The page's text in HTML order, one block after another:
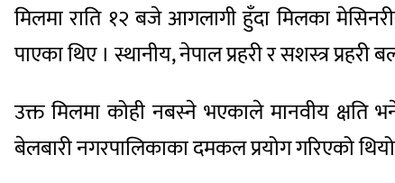
मिलमा राति १२ बजे आगलागी हुँदा मिलका
पाएका थिए । स्थानीय, नेपाल प्रहरी र सशस्त्र
उक्त मिलमा कोही नबस्ने भएकाले मानवीय क्षति
बेलबारी नगरपालिकाका दमकल प्रयोग गरिएको